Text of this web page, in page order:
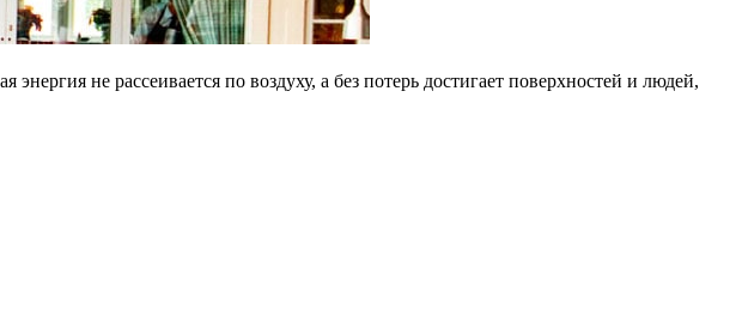
не рассеивается по воздуху, а без потерь достигает поверхностей и людей,